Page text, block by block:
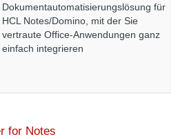
Dokumentautomatisierungslösung für
HCL Notes/Domino, mit der Sie
vertraute Office-Anwendungen ganz
einfach integrieren
for Notes